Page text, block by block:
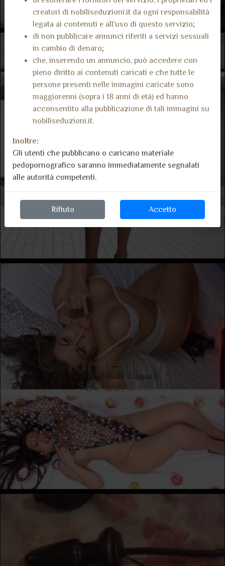
creatori di nobiliseduzioni.it da ogni responsabilità
legata ai contenuti e all’uso di questo servizio;
di non pubblicare annunci riferiti a servizi sessuali
in cambio di denaro;
che, inserendo un annuncio, può accedere con
pieno diritto ai contenuti caricati e che tutte le
persone presenti nelle immagini caricate sono
maggiorenni (sopra i 18 anni di età) ed hanno
acconsentito alla pubblicazione di tali immagini su
nobiliseduzioni.it.
Inoltre:
Gli utenti che pubblicano o caricano materiale
pedopornografico saranno immediatamente segnalati
alle autorità competenti.
Rifiuto Accetto